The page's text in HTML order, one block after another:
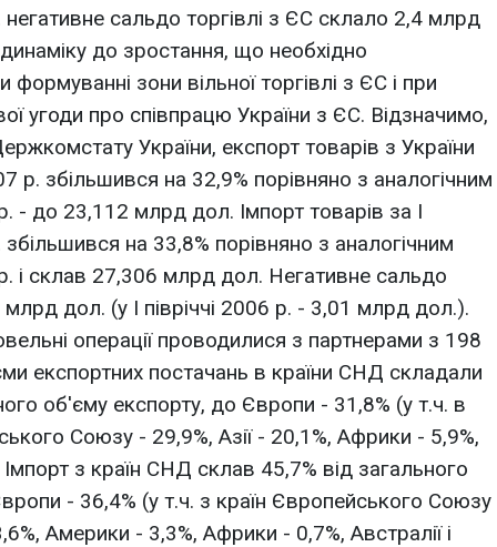
негативне сальдо торгівлі з ЄС склало 2,4 млрд
до зростання, що необхідно
формуванні зони вільної торгівлі з ЄС і при
угоди про співпрацю України з ЄС. Відзначимо,
України, експорт товарів з України
р. збільшився на 32,9% порівняно з аналогічним
- до 23,112 млрд дол. Імпорт товарів за І
збільшився на 33,8% порівняно з аналогічним
і склав 27,306 млрд дол. Негативне сальдо
дол. (у І півріччі 2006 р. - 3,01 млрд дол.).
операції проводилися з партнерами з 198
експортних постачань в країни СНД складали
об'єму експорту, до Європи - 31,8% (у т.ч. в
Союзу - 29,9%, Азії - 20,1%, Африки - 5,9%,
з країн СНД склав 45,7% від загального
- 36,4% (у т.ч. з країн Європейського Союзу
Америки - 3,3%, Африки - 0,7%, Австралії і